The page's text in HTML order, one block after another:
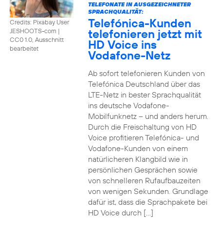
Credits: Pixabay User
JESHOOTS-com |
CC0 1.0, Ausschnitt
bearbeitet
TELEFONATE IN AUSGEZEICHNETER
SPRACHQUALITÄT:
Telefónica-Kunden
telefonieren jetzt mit
HD Voice ins
Vodafone-Netz
Ab sofort telefonieren Kunden von
Telefónica Deutschland über das
LTE-Netz in bester Sprachqualität
ins deutsche Vodafone-
Mobilfunknetz – und anders herum.
Durch die Freischaltung von HD
Voice profitieren Telefónica- und
Vodafone-Kunden von einem
natürlicheren Klangbild wie in
persönlichen Gesprächen sowie
von schnelleren Rufaufbauzeiten
von wenigen Sekunden. Grundlage
dafür ist, dass die Sprachpakete bei
HD Voice durch […]